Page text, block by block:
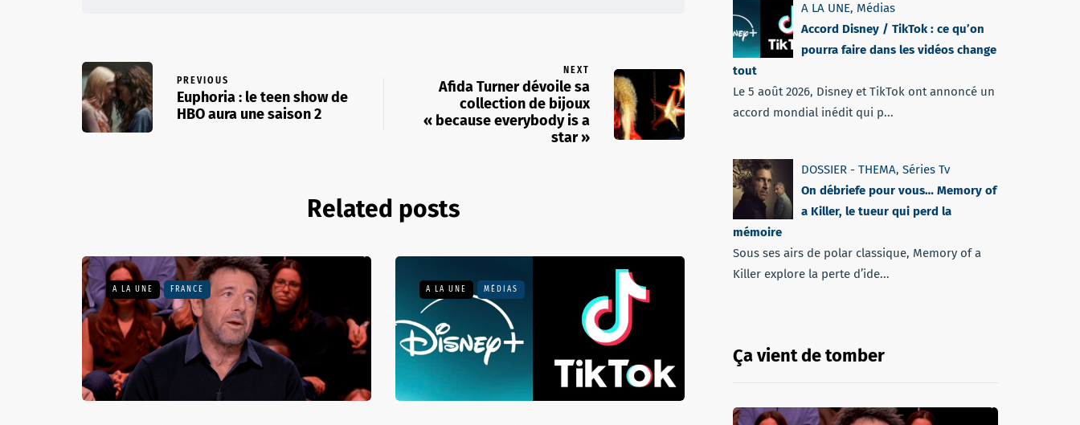
PREVIOUS
Euphoria : le teen show de
HBO aura une saison 2
NEXT
Afida Turner dévoile sa
collection de bijoux
« because everybody is a
star »
Related posts
A LA UNE FRANCE A LA UNE MÉDIAS
A LA UNE, Médias
Accord Disney / TikTok : ce qu’on
pourra faire dans les vidéos change
tout
Le 5 août 2026, Disney et TikTok ont annoncé un
accord mondial inédit qui p...
DOSSIER - THEMA, Séries Tv
On débriefe pour vous… Memory of
a Killer, le tueur qui perd la
mémoire
Sous ses airs de polar classique, Memory of a
Killer explore la perte d’ide...
Ça vient de tomber